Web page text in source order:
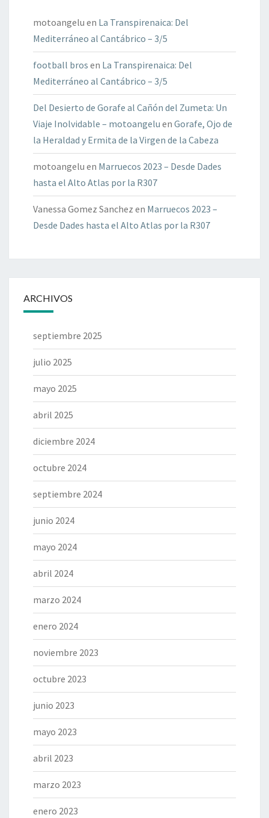
motoangelu en La Transpirenaica: Del
Mediterráneo al Cantábrico – 3/5
football bros en La Transpirenaica: Del
Mediterráneo al Cantábrico – 3/5
Del Desierto de Gorafe al Cañón del Zumeta: Un
Viaje Inolvidable – motoangelu en Gorafe, Ojo de
la Heraldad y Ermita de la Virgen de la Cabeza
motoangelu en Marruecos 2023 – Desde Dades
hasta el Alto Atlas por la R307
Vanessa Gomez Sanchez en Marruecos 2023 –
Desde Dades hasta el Alto Atlas por la R307
ARCHIVOS
septiembre 2025
julio 2025
mayo 2025
abril 2025
diciembre 2024
octubre 2024
septiembre 2024
junio 2024
mayo 2024
abril 2024
marzo 2024
enero 2024
noviembre 2023
octubre 2023
junio 2023
mayo 2023
abril 2023
marzo 2023
enero 2023